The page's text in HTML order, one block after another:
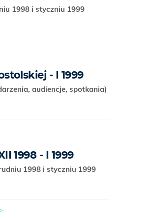
1998 i styczniu 1999
- I 1999
audiencje, spotkania)
1998 - I 1999
1998 i styczniu 1999